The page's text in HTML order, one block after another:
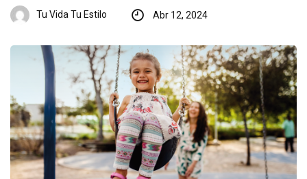
Tu Vida Tu Estilo Abr 12, 2024